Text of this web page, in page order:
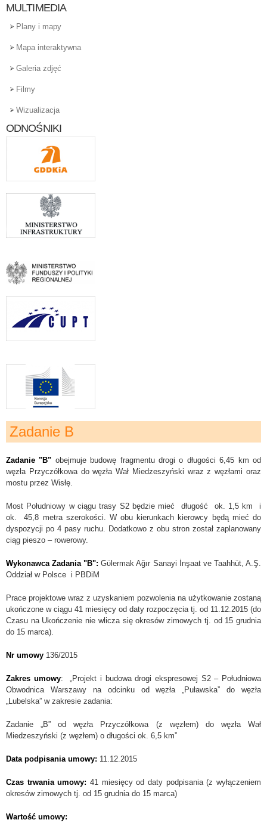
MULTIMEDIA
Plany i mapy
Mapa interaktywna
Galeria zdjęć
Filmy
Wizualizacja
ODNOŚNIKI
Zadanie B
Zadanie "B" obejmuje budowę fragmentu drogi o długości 6,45 km od
węzła Przyczółkowa do węzła Wał Miedzeszyński wraz z węzłami oraz
mostu przez Wisłę.
Most Południowy w ciągu trasy S2 będzie mieć długość ok. 1,5 km i
ok. 45,8 metra szerokości. W obu kierunkach kierowcy będą mieć do
dyspozycji po 4 pasy ruchu. Dodatkowo z obu stron został zaplanowany
ciąg pieszo – rowerowy.
Wykonawca Zadania "B":Gϋlermak Ağır Sanayi İnşaat ve Taahhüt, A.Ş.
Oddział w Polsce i PBDiM
Prace projektowe wraz z uzyskaniem pozwolenia na użytkowanie zostaną
ukończone w ciągu 41 miesięcy od daty rozpoczęcia tj. od 11.12.2015 (do
Czasu na Ukończenie nie wlicza się okresów zimowych tj. od 15 grudnia
do 15 marca).
Nr umowy 136/2015
Zakres umowy: „Projekt i budowa drogi ekspresowej S2 – Południowa
Obwodnica Warszawy na odcinku od węzła „Puławska” do węzła
„Lubelska” w zakresie zadania:
Zadanie „B” od węzła Przyczółkowa (z węzłem) do węzła Wał
Miedzeszyński (z węzłem) o długości ok. 6,5 km”
Data podpisania umowy: 11.12.2015
Czas trwania umowy: 41 miesięcy od daty podpisania (z wyłączeniem
okresów zimowych tj. od 15 grudnia do 15 marca)
Wartość umowy: